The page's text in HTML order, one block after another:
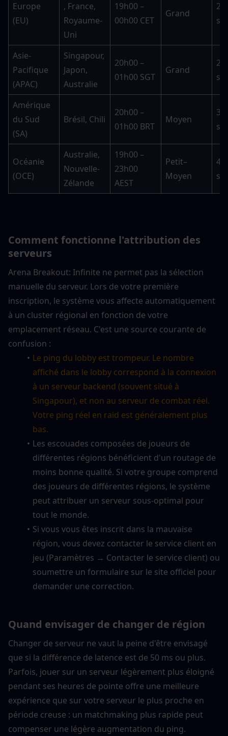
Europe
(EU)
, France,
Royaume-
Uni
19h00 –
00h00 CET
Grand
Asie-
Pacifique
(APAC)
Singapour,
Japon,
Australie
20h00 –
01h00 SGT
Grand
Amérique
du Sud
(SA)
Brésil, Chili
20h00 –
01h00 BRT
Moyen
Océanie
(OCE)
Australie,
Nouvelle-
Zélande
19h00 –
23h00
AEST
Petit–
Moyen
Comment fonctionne l'attribution des
serveurs
Arena Breakout: Infinite ne permet pas la sélection
manuelle du serveur. Lors de votre première
inscription, le système vous affecte automatiquement
à un cluster régional en fonction de votre
emplacement réseau. C'est une source courante de
confusion :
Le ping du lobby est trompeur. Le nombre
affiché dans le lobby correspond à la connexion
à un serveur backend (souvent situé à
Singapour), et non au serveur de combat réel.
Votre ping réel en raid est généralement plus
bas.
Les escouades composées de joueurs de
différentes régions bénéficient d'un routage de
moins bonne qualité. Si votre groupe comprend
des joueurs de différentes régions, le système
peut attribuer un serveur sous-optimal pour
tout le monde.
Si vous vous êtes inscrit dans la mauvaise
région, vous devez contacter le service client en
jeu (Paramètres → Contacter le service client) ou
soumettre un formulaire sur le site officiel pour
demander une correction.
Quand envisager de changer de région
Changer de serveur ne vaut la peine d'être envisagé
que si la différence de latence est de 50 ms ou plus.
Parfois, jouer sur un serveur légèrement plus éloigné
pendant ses heures de pointe offre une meilleure
expérience que sur votre serveur le plus proche en
période creuse : un matchmaking plus rapide peut
compenser une légère augmentation du ping.